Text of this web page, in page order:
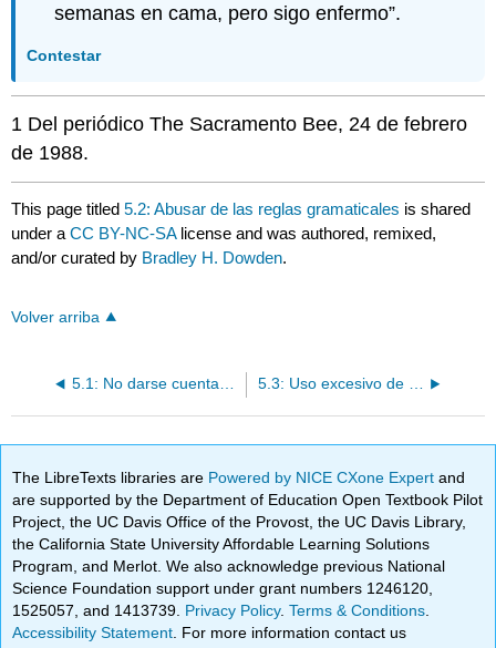
semanas en cama, pero sigo enfermo”.
Contestar
1 Del periódico The Sacramento Bee, 24 de febrero
de 1988.
This page titled5.2: Abusar de las reglas gramaticales is shared
under aCC BY-NC-SA license and was authored, remixed,
and/or curated by Bradley H. Dowden.
Volver arriba
5.1: No darse cuenta de lo que estás diciendo 5.3: Uso excesivo de eufemismos
The LibreTexts libraries are Powered by NICE CXone Expertand
are supported by the Department of Education Open Textbook Pilot
Project, the UC Davis Office of the Provost, the UC Davis Library,
the California State University Affordable Learning Solutions
Program, and Merlot. We also acknowledge previous National
Science Foundation support under grant numbers 1246120,
1525057, and 1413739. Privacy Policy.Terms & Conditions
Accessibility Statement . For more information contact us